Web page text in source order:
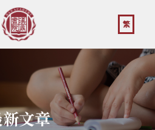
繁
文章